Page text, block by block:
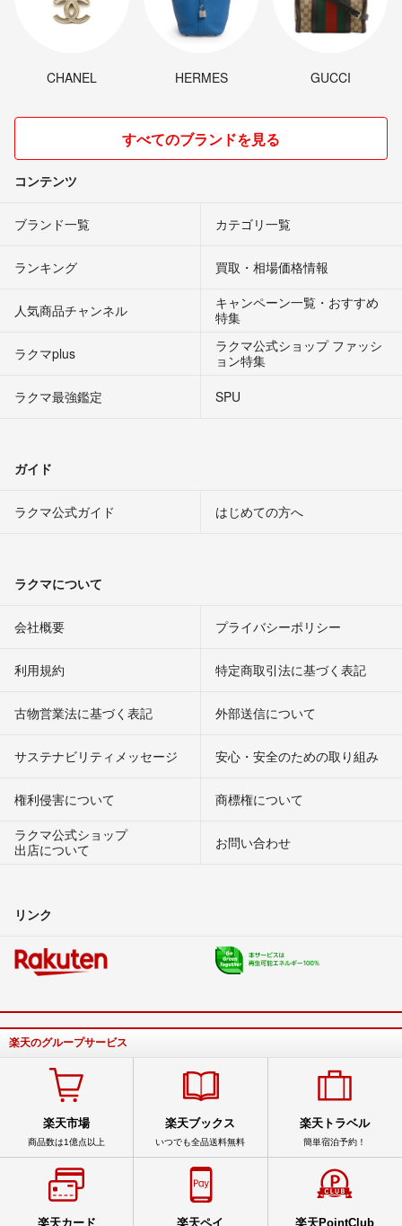
CHANEL HERMES GUCCI
すべてのブランドを見る
コンテンツ
ブランド一覧 カテゴリ一覧
ランキング 買取・相場価格情報
人気商品チャンネル
キャンペーン一覧・おすすめ
特集
ラクマplus
ラクマ公式ショップ ファッシ
ョン特集
ラクマ最強鑑定
SPU
ガイド
ラクマ公式ガイド はじめての方へ
ラクマについて
会社概要 プライバシーポリシー
利用規約 特定商取引法に基づく表記
古物営業法に基づく表記 外部送信について
サステナビリティメッセージ 安心・安全のための取り組み
権利侵害について
商標権について
ラクマ公式ショップ
出店について
お問い合わせ
リンク
楽天のグループサービス
楽天市場
商品数は1億点以上
楽天ブックス
いつでも全品送料無料
楽天トラベル
簡単宿泊予約！
楽天カード 楽天ペイ 楽天PointClub